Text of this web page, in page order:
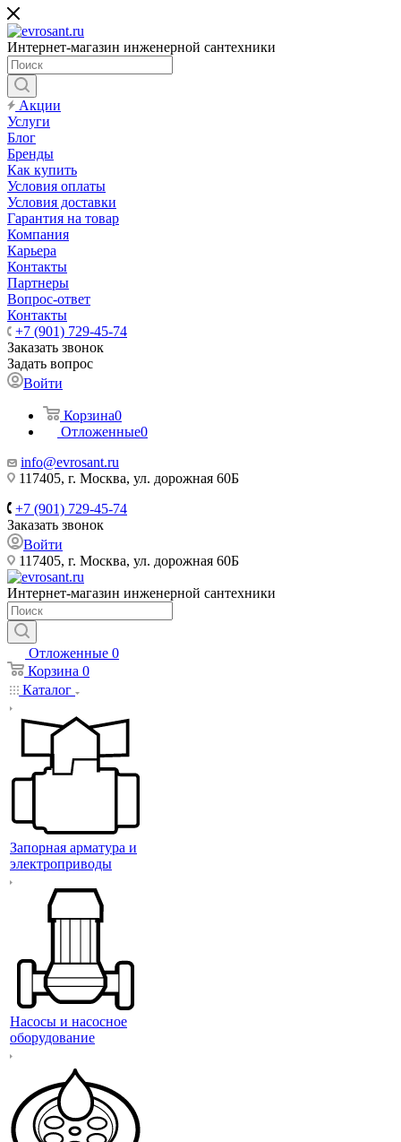
Интернет-магазин инженерной сантехники
Акции
Услуги
Блог
Бренды
Как купить
Условия оплаты
Условия доставки
Гарантия на товар
Компания
Карьера
Контакты
Партнеры
Вопрос-ответ
Контакты
+7 (901) 729-45-74
Заказать звонок
Задать вопрос
Войти
Корзина0
Отложенные0
info@evrosant.ru
117405, г. Москва, ул. дорожная 60Б
+7 (901) 729-45-74
Заказать звонок
Войти
117405, г. Москва, ул. дорожная 60Б
Интернет-магазин инженерной сантехники
Отложенные 0
Корзина 0
Каталог
Запорная арматура и
электроприводы
Насосы и насосное
оборудование